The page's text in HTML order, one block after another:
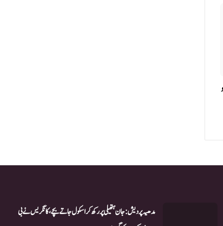
مدھیہ پردیش:جان ہتھیلی پر رکھ کر اسکول جاتے بچے، کانگریس نے بی